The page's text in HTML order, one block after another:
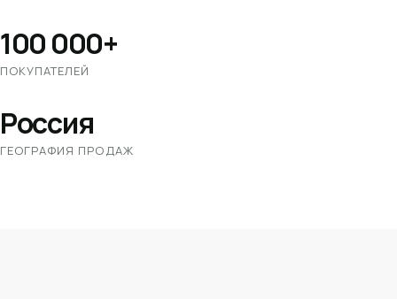
100 000+
ПОКУПАТЕЛЕЙ
Россия
ГЕОГРАФИЯ ПРОДАЖ